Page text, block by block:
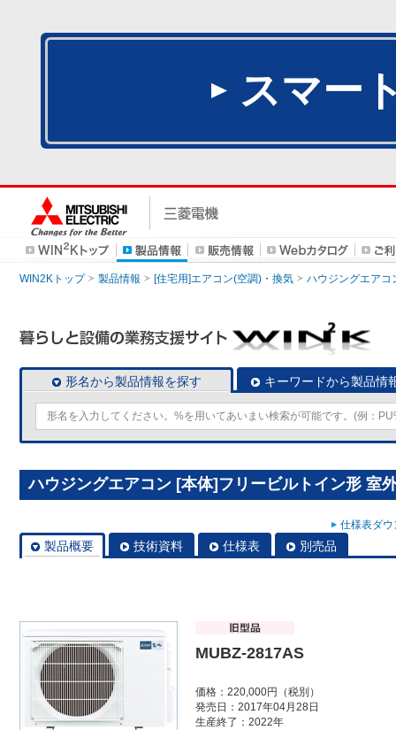
スマー
WIN2Kトップ 製品情報 [住宅用]エアコン(空調)・換気 ハウジングエアコ
形名から製品情報を探す キーワードから製品情
ハウジングエアコン [本体]フリービルトイン形 室
仕様表ダ
製品概要 技術資料 仕様表 別売品
MUBZ-2817AS
価格：220,000円（税別）
発売日：2017年04月28日
生産終了：2022年